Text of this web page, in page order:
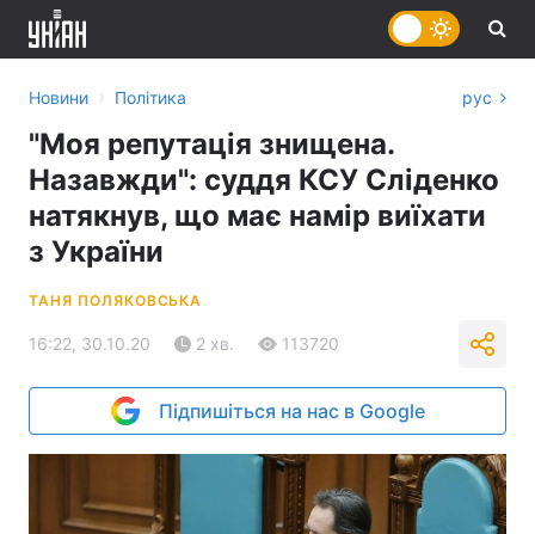
Новини › Політика рус
"Моя репутація знищена.
Назавжди": суддя КСУ Сліденко
натякнув, що має намір виїхати
з України
ТАНЯ ПОЛЯКОВСЬКА
16:22, 30.10.20 2 хв. 113720
Підпишіться на нас в Google